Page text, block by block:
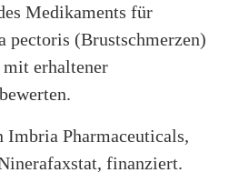
Medikaments für
pectoris (Brustschmerzen)
erhaltener
Imbria Pharmaceuticals,
finanziert.